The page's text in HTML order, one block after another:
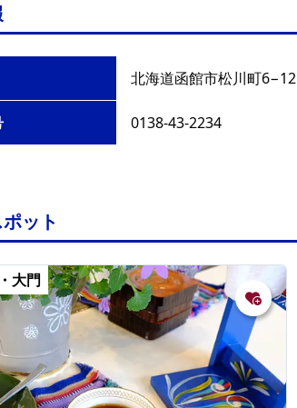
北海道函館市松川町6−12
0138-43-2234
ット
大門